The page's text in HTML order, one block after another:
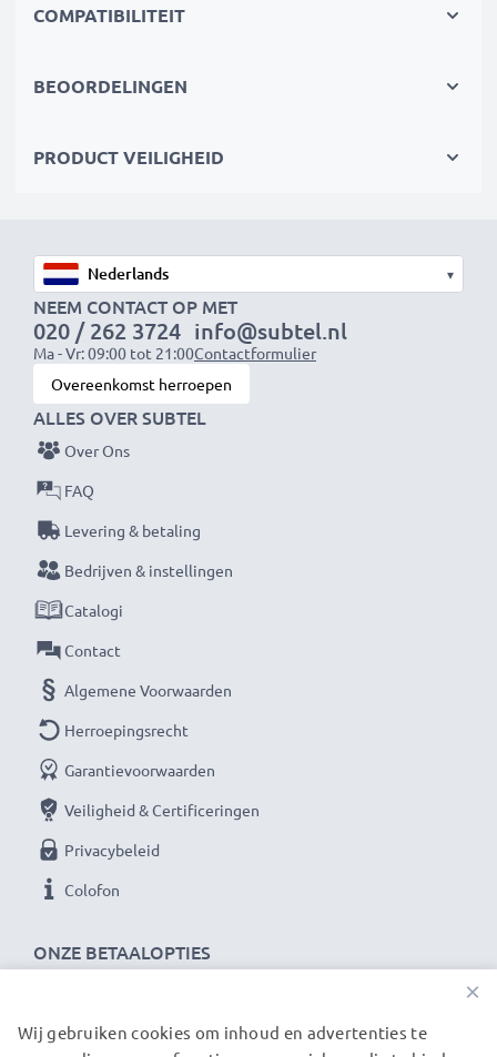
oververhitting en overspanning.
sinds 2004 staan onze vervangende batterijen voor
✔Bespaar geld, help het milieu
jouw ecologische voetafdruk door recycling en
verminder onnodig afval.
Snelle levering. 30 dagen retourbeleid. Koop nu!
COMPATIBILITEIT
BEOORDELINGEN
PRODUCT VEILIGHEID
▾
NEEM CONTACT OP MET
020 / 262 3724
Ma - Vr: 09:00 tot 21:00
info@subtel.nl
Contactformulier
Overeenkomst herroepen
ONZE BETAALOPTIES
ALLES OVER SUBTEL
Over Ons
FAQ
Levering & betaling
Bedrijven & instellingen
Catalogi
Contact
Algemene Voorwaarden
Herroepingsrecht
Garantievoorwaarden
Veiligheid & Certificeringen
Privacybeleid
Colofon
ONZE VERZENDPARTNERS
×
Wij gebruiken cookies om inhoud en advertenties te